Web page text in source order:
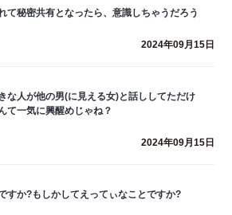
て秘密共有となったら、意識しちゃうだろう
2024年09月15日
な人が他の男(に見える女)と話ししてただけ
て一気に興醒めじゃね？
2024年09月15日
すか?もしかしてえってぃなことですか?